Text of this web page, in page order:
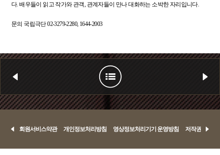
다. 배우들이 읽고 작가와 관객, 관계자들이 만나 대화하는 소박한 자리입니다.
문의 국립극단 02-3279-2280, 1644-2003
회원서비스약관 개인정보처리방침 영상정보처리기기 운영방침 저작권정책